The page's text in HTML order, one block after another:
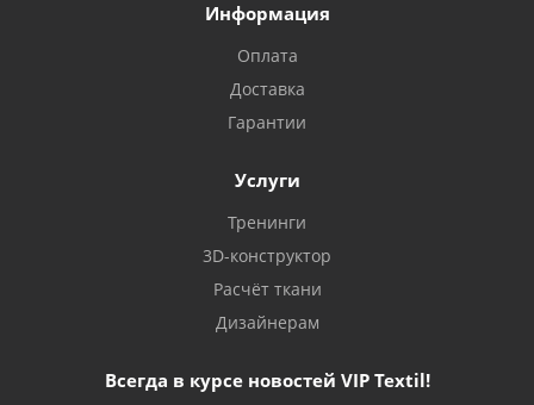
Информация
Оплата
Доставка
Гарантии
Услуги
Тренинги
3D-конструктор
Расчёт ткани
Дизайнерам
Всегда в курсе новостей VIP Textil!